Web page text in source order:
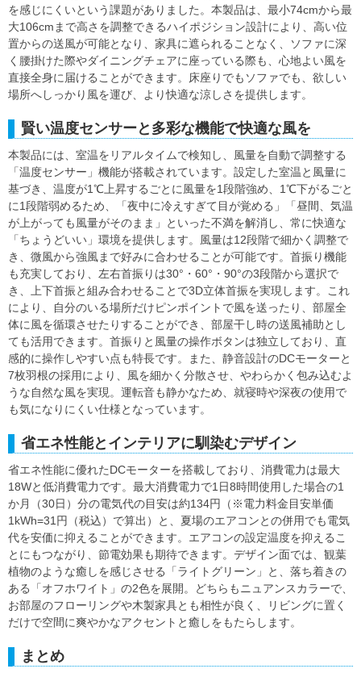
を感じにくいという課題がありました。本製品は、最小74cmから最
大106cmまで高さを調整できるハイポジション設計により、高い位
置からの送風が可能となり、家具に遮られることなく、ソファに深
く腰掛けた際やダイニングチェアに座っている際も、心地よい風を
直接全身に届けることができます。床座りでもソファでも、欲しい
場所へしっかり風を運び、より快適な涼しさを提供します。
賢い温度センサーと多彩な機能で快適な風を
本製品には、室温をリアルタイムで検知し、風量を自動で調整する
「温度センサー」機能が搭載されています。設定した室温と風量に
基づき、温度が1℃上昇するごとに風量を1段階強め、1℃下がるごと
に1段階弱めるため、「夜中に冷えすぎて目が覚める」「昼間、気温
が上がっても風量がそのまま」といった不満を解消し、常に快適な
「ちょうどいい」環境を提供します。風量は12段階で細かく調整で
き、微風から強風まで好みに合わせることが可能です。首振り機能
も充実しており、左右首振りは30°・60°・90°の3段階から選択で
き、上下首振と組み合わせることで3D立体首振を実現します。これ
により、自分のいる場所だけピンポイントで風を送ったり、部屋全
体に風を循環させたりすることができ、部屋干し時の送風補助とし
ても活用できます。首振りと風量の操作ボタンは独立しており、直
感的に操作しやすい点も特長です。また、静音設計のDCモーターと
7枚羽根の採用により、風を細かく分散させ、やわらかく包み込むよ
うな自然な風を実現。運転音も静かなため、就寝時や深夜の使用で
も気になりにくい仕様となっています。
省エネ性能とインテリアに馴染むデザイン
省エネ性能に優れたDCモーターを搭載しており、消費電力は最大
18Wと低消費電力です。最大消費電力で1日8時間使用した場合の1
か月（30日）分の電気代の目安は約134円（※電力料金目安単価
1kWh=31円（税込）で算出）と、夏場のエアコンとの併用でも電気
代を安価に抑えることができます。エアコンの設定温度を抑えるこ
とにもつながり、節電効果も期待できます。デザイン面では、観葉
植物のような癒しを感じさせる「ライトグリーン」と、落ち着きの
ある「オフホワイト」の2色を展開。どちらもニュアンスカラーで、
お部屋のフローリングや木製家具とも相性が良く、リビングに置く
だけで空間に爽やかなアクセントと癒しをもたらします。
まとめ